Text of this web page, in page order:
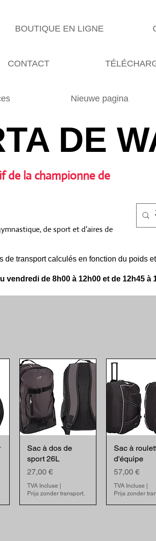
BOUTIQUE EN LIGNE
CONTACT
Nieuwe pagina
DE
de la championne de
transport calculés en fonction du poids
de sport et d'aires de
de 8h00 à 12h00 et de 12h45 à
Sac à dos de
sport 26L
Prix
27,00 €
TVA Incluse
Prijs zonder transport.
Sac à
d'équipe
Prix
57,00 €
TVA Incluse
Prijs zonder